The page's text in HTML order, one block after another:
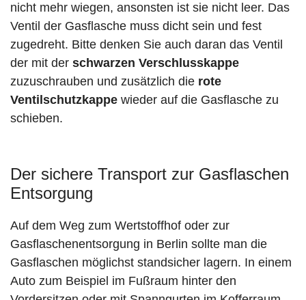
nicht mehr wiegen, ansonsten ist sie nicht leer. Das
Ventil der Gasflasche muss dicht sein und fest
zugedreht. Bitte denken Sie auch daran das Ventil
der mit der schwarzen Verschlusskappe
zuzuschrauben und zusätzlich die rote
Ventilschutzkappe wieder auf die Gasflasche zu
schieben.
Der sichere Transport zur Gasflaschen
Entsorgung
Auf dem Weg zum Wertstoffhof oder zur
Gasflaschenentsorgung in Berlin sollte man die
Gasflaschen möglichst standsicher lagern. In einem
Auto zum Beispiel im Fußraum hinter den